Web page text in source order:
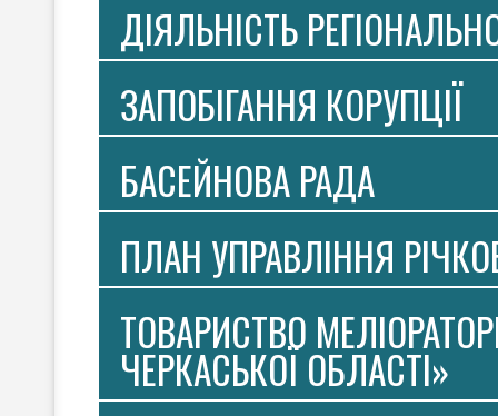
ДІЯЛЬНІСТЬ
ЗАПОБІГАННЯ КОРУПЦІЇ
БАСЕЙНОВА РАДА
ПЛАН УПРАВЛІННЯ
ТОВАРИСТВО
ЧЕРКАСЬКОЇ ОБЛАСТІ»